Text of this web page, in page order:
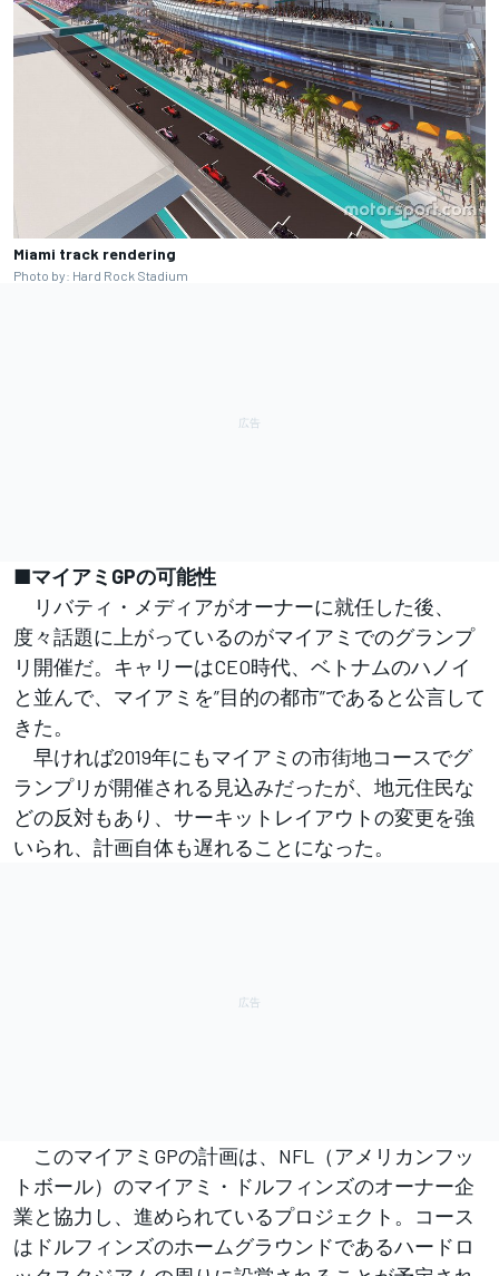
Miami track rendering
Photo by: Hard Rock Stadium
■マイアミGPの可能性
リバティ・メディアがオーナーに就任した後、
度々話題に上がっているのがマイアミでのグランプ
リ開催だ。キャリーはCEO時代、ベトナムのハノイ
と並んで、マイアミを”目的の都市”であると公言して
きた。
早ければ2019年にもマイアミの市街地コースでグ
ランプリが開催される見込みだったが、地元住民な
どの反対もあり、サーキットレイアウトの変更を強
いられ、計画自体も遅れることになった。
このマイアミGPの計画は、NFL（アメリカンフッ
トボール）のマイアミ・ドルフィンズのオーナー企
業と協力し、進められているプロジェクト。コース
はドルフィンズのホームグラウンドであるハードロ